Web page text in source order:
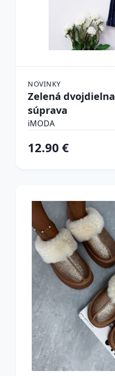
NOVINKY
Zelená dvojdielna bavlnená
súprava
iMODA
12.90 €